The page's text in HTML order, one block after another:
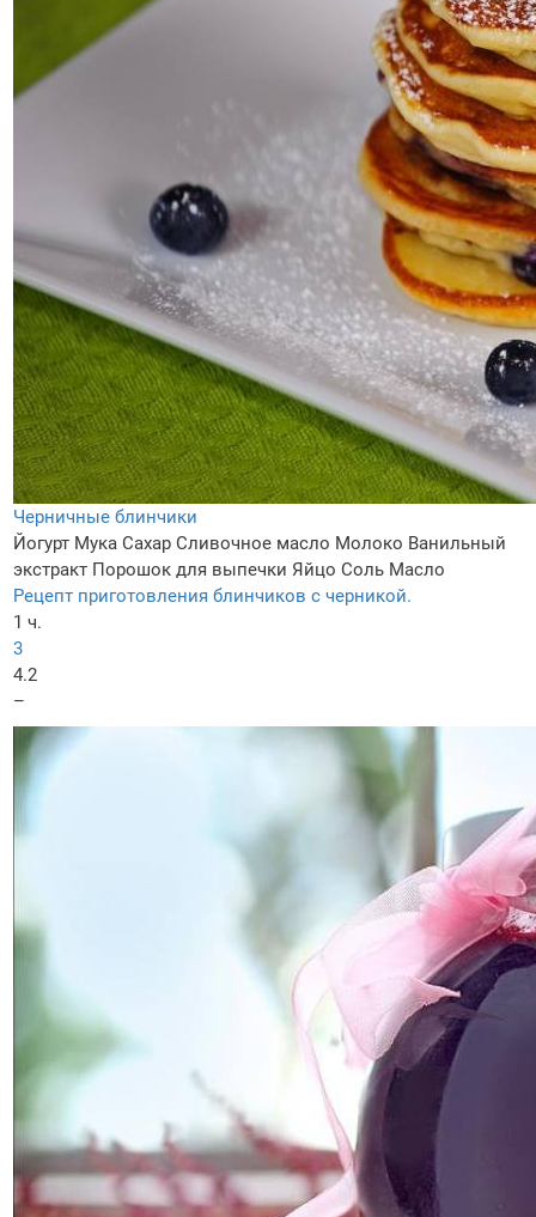
Черничные блинчики
Йогурт Мука Сахар Сливочное масло Молоко Ванильный
экстракт Порошок для выпечки Яйцо Соль Масло
Рецепт приготовления блинчиков с черникой.
1 ч.
3
4.2
–